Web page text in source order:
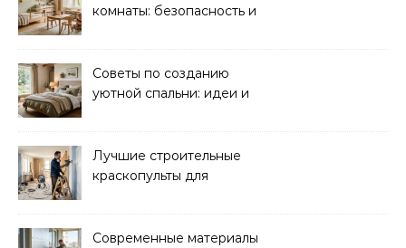
комнаты: безопасность и
Советы по созданию
уютной спальни: идеи и
Лучшие строительные
краскопульты для
окрашивания
Современные материалы